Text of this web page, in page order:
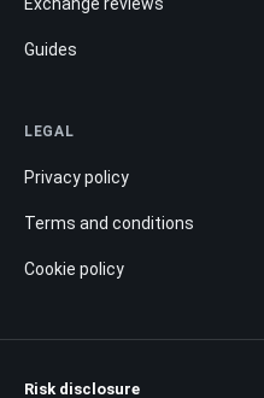
Guides
LEGAL
Privacy policy
Terms and conditions
Cookie policy
Risk disclosure